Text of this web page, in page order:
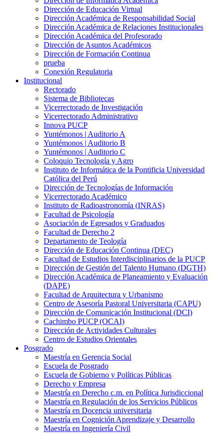
Dirección de Educación Virtual
Dirección Académica de Responsabilidad Social
Dirección Académica de Relaciones Institucionales
Dirección Académica del Profesorado
Dirección de Asuntos Académicos
Dirección de Formación Continua
prueba
Conexión Regulatoria
Institucional
Rectorado
Sistema de Bibliotecas
Vicerrectorado de Investigación
Vicerrectorado Administrativo
Innova PUCP
Yuntémonos | Auditorio A
Yuntémonos | Auditorio B
Yuntémonos | Auditorio C
Coloquio Tecnología y Agro
Instituto de Informática de la Pontificia Universidad
Católica del Perú
Dirección de Tecnologías de Información
Vicerrectorado Académico
Instituto de Radioastronomía (INRAS)
Facultad de Psicología
Asociación de Egresados y Graduados
Facultad de Derecho 2
Departamento de Teología
Dirección de Educación Continua (DEC)
Facultad de Estudios Interdisciplinarios de la PUCP
Dirección de Gestión del Talento Humano (DGTH)
Dirección Académica de Planeamiento y Evaluación
(DAPE)
Facultad de Arquitectura y Urbanismo
Centro de Asesoría Pastoral Universitaria (CAPU)
Dirección de Comunicación Institucional (DCI)
Cachimbo PUCP (OCAI)
Dirección de Actividades Culturales
Centro de Estudios Orientales
Posgrado
Maestría en Gerencia Social
Escuela de Posgrado
Escuela de Gobierno y Políticas Públicas
Derecho y Empresa
Maestría en Derecho c.m. en Política Jurisdiccional
Maestría en Regulación de los Servicios Públicos
Maestría en Docencia universitaria
Maestría en Cognición Aprendizaje y Desarrollo
Maestría en Ingeniería Civil